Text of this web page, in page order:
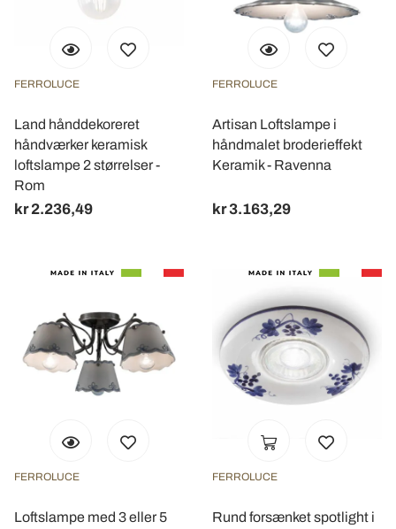
FERROLUCE
Land hånddekoreret
håndværker keramisk
loftslampe 2 størrelser -
Rom
kr 2.236,49
FERROLUCE
Artisan Loftslampe i
håndmalet broderieffekt
Keramik - Ravenna
kr 3.163,29
FERROLUCE
Loftslampe med 3 eller 5
FERROLUCE
Rund forsænket spotlight i